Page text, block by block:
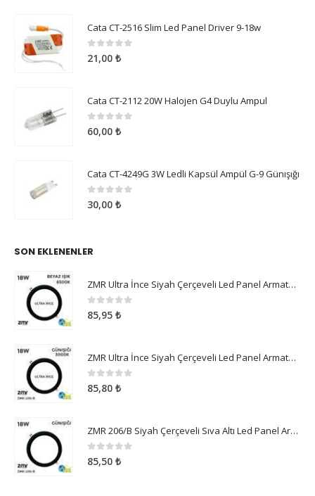
Cata CT-2516 Slim Led Panel Driver 9-18w
05 üzerinden
21,00 ₺
Cata CT-2112 20W Halojen G4 Duylu Ampul
05 üzerinden
60,00 ₺
Cata CT-4249G 3W Ledli Kapsül Ampül G-9 Günışığı
05 üzerinden
30,00 ₺
SON EKLENENLER
ZMR Ultra İnce Siyah Çerçeveli Led Panel Armatür 18W Beyaz Işık
05 üzerinden
85,95 ₺
ZMR Ultra İnce Siyah Çerçeveli Led Panel Armatür 18W Günışığı
05 üzerinden
85,80 ₺
ZMR 206/B Siyah Çerçeveli Sıva Altı Led Panel Armatür 18W Günışığı
05 üzerinden
85,50 ₺